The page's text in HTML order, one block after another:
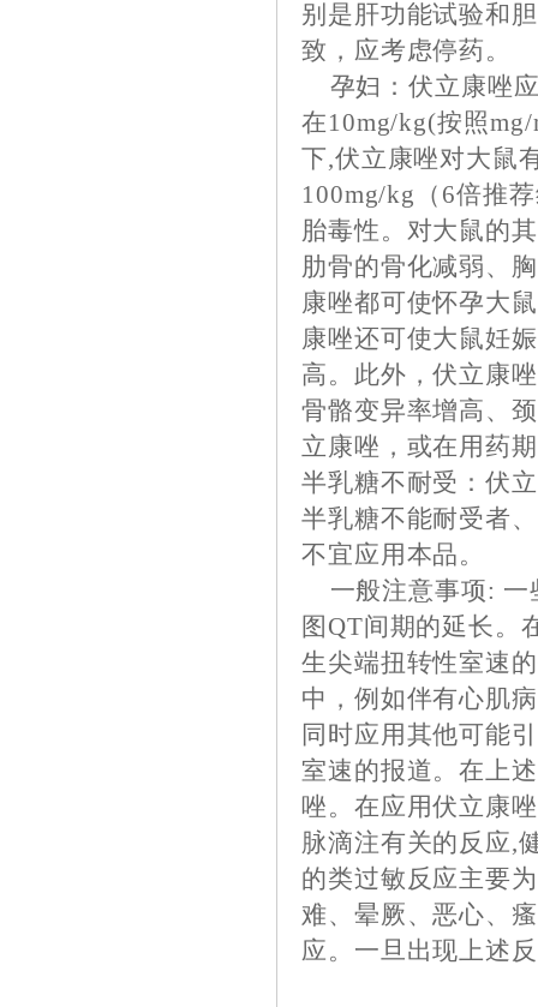
别是肝功能试验和
致，应考虑停药。
孕妇：伏立康唑
在10mg/kg(按照
下,伏立康唑对大鼠
100mg/kg（6倍推
胎毒性。对大鼠的
肋骨的骨化减弱、
康唑都可使怀孕大
康唑还可使大鼠妊
高。此外，伏立康
骨骼变异率增高、
立康唑，或在用药
半乳糖不耐受：伏
半乳糖不能耐受者
不宜应用本品。
一般注意事项: 一
图QT间期的延长。
生尖端扭转性室速
中，例如伴有心肌
同时应用其他可能
室速的报道。在上
唑。在应用伏立康
脉滴注有关的反应,
的类过敏反应主要
难、晕厥、恶心、
应。一旦出现上述